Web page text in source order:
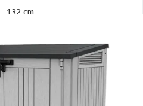
132 cm
72 cm
114 cm